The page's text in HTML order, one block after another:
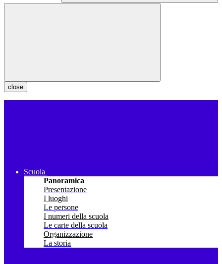
close
Scuola
Panoramica
Presentazione
I luoghi
Le persone
I numeri della scuola
Le carte della scuola
Organizzazione
La storia